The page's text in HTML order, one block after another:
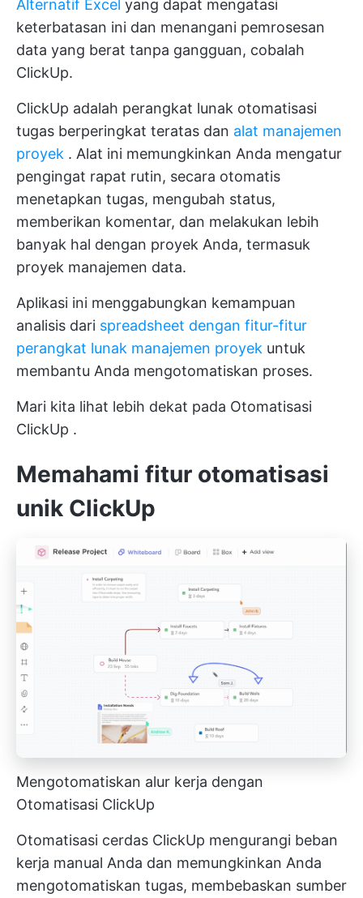
Alternatif Excel yang dapat mengatasi
keterbatasan ini dan menangani pemrosesan
data yang berat tanpa gangguan, cobalah
ClickUp.
ClickUp adalah perangkat lunak otomatisasi
tugas berperingkat teratas dan alat manajemen
proyek . Alat ini memungkinkan Anda mengatur
pengingat rapat rutin, secara otomatis
menetapkan tugas, mengubah status,
memberikan komentar, dan melakukan lebih
banyak hal dengan proyek Anda, termasuk
proyek manajemen data.
Aplikasi ini menggabungkan kemampuan
analisis dari spreadsheet dengan fitur-fitur
perangkat lunak manajemen proyek untuk
membantu Anda mengotomatiskan proses.
Mari kita lihat lebih dekat pada Otomatisasi
ClickUp .
Memahami fitur otomatisasi
unik ClickUp
Mengotomatiskan alur kerja dengan
Otomatisasi ClickUp
Otomatisasi cerdas ClickUp mengurangi beban
kerja manual Anda dan memungkinkan Anda
mengotomatiskan tugas, membebaskan sumber